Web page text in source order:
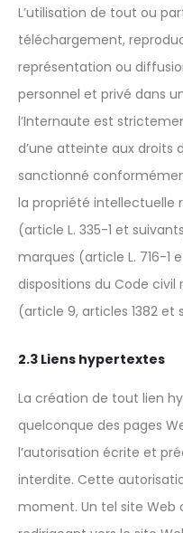
L’utilisation de tout ou
téléchargement,
représentation ou
personnel et privé dans
l’Internaute est
d’une atteinte aux droits
sanctionné
la propriété intellectuelle
(article L. 335-1 et
marques (article L. 716-1
dispositions du Code civil
(article 9, articles 1382 et
2.3 Liens hypertextes
La création de tout lien
quelconque des pages
l’autorisation écrite et
interdite. Cette
moment. Un tel site Web